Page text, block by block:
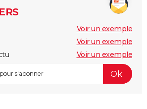
Voir un exemple
Voir un exemple
Voir un exemple